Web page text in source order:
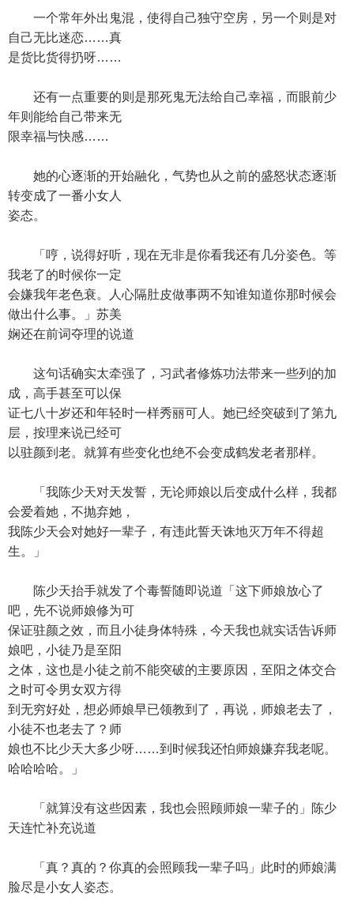
一个常年外出鬼混，使得自己独守空房，另一个则是对
自己无比迷恋……真
是货比货得扔呀……
还有一点重要的则是那死鬼无法给自己幸福，而眼前少
年则能给自己带来无
限幸福与快感……
她的心逐渐的开始融化，气势也从之前的盛怒状态逐渐
转变成了一番小女人
姿态。
「哼，说得好听，现在无非是你看我还有几分姿色。等
我老了的时候你一定
会嫌我年老色衰。人心隔肚皮做事两不知谁知道你那时候会
做出什么事。」苏美
娴还在前词夺理的说道
这句话确实太牵强了，习武者修炼功法带来一些列的加
成，高手甚至可以保
证七八十岁还和年轻时一样秀丽可人。她已经突破到了第九
层，按理来说已经可
以驻颜到老。就算有些变化也绝不会变成鹤发老者那样。
「我陈少天对天发誓，无论师娘以后变成什么样，我都
会爱着她，不抛弃她，
我陈少天会对她好一辈子，有违此誓天诛地灭万年不得超
生。」
陈少天抬手就发了个毒誓随即说道「这下师娘放心了
吧，先不说师娘修为可
保证驻颜之效，而且小徒身体特殊，今天我也就实话告诉师
娘吧，小徒乃是至阳
之体，这也是小徒之前不能突破的主要原因，至阳之体交合
之时可令男女双方得
到无穷好处，想必师娘早已领教到了，再说，师娘老去了，
小徒不也老去了？师
娘也不比少天大多少呀……到时候我还怕师娘嫌弃我老呢。
哈哈哈哈。」
「就算没有这些因素，我也会照顾师娘一辈子的」陈少
天连忙补充说道
「真？真的？你真的会照顾我一辈子吗」此时的师娘满
脸尽是小女人姿态。